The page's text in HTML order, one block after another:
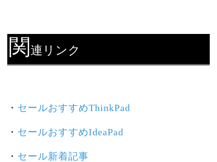
関連リンク
・ セールおすすめThinkPad
・ セールおすすめIdeaPad
・ セール新着記事